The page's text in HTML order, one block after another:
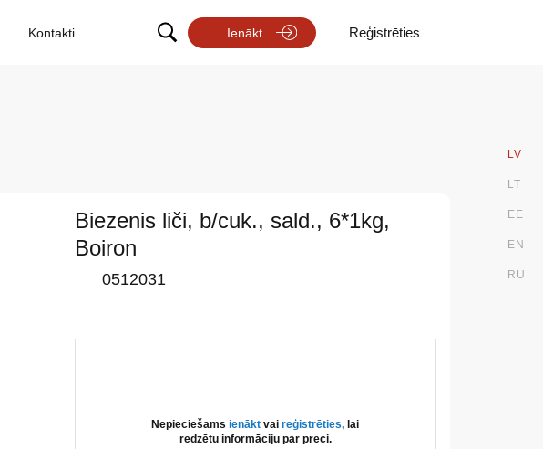
LV
LT
EE
EN
RU
Kontakti Ienākt Reģistrēties
Biezenis liči, b/cuk., sald., 6*1kg,
Boiron
0512031
Nepieciešamsienākt vaireģistrēties, lai
redzētu informāciju par preci.